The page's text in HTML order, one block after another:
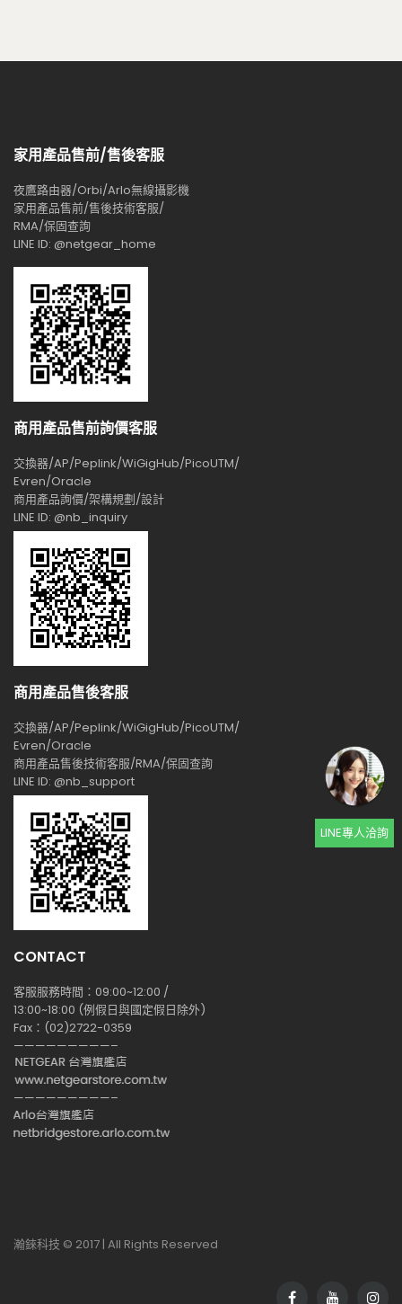
家用產品售前/售後客服
夜鷹路由器/Orbi/Arlo無線攝影機
家用產品售前/售後技術客服/
RMA/保固查詢
LINE ID: @netgear_home
商用產品售前詢價客服
交換器/AP/Peplink/WiGigHub/PicoUTM/
Evren/Oracle
商用產品詢價/架構規劃/設計
LINE ID: @nb_inquiry
商用產品售後客服
交換器/AP/Peplink/WiGigHub/PicoUTM/
Evren/Oracle
商用產品售後技術客服/RMA/保固查詢
LINE ID: @nb_support
CONTACT
客服服務時間：09:00~12:00 /
13:00~18:00 (例假日與國定假日除外)
Fax：(02)2722-0359
—————————–
—————————–
LINE專人洽詢
瀚錸科技 © 2017 | All Rights Reserved